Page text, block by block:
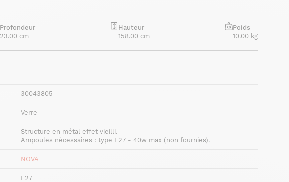
Profondeur
23.00 cm
Hauteur
158.00 cm
Poids
10.00 kg
30043805
Verre
Structure en métal effet vieilli.
Ampoules nécessaires : type E27 - 40w max (non fournies).
NOVA
E27